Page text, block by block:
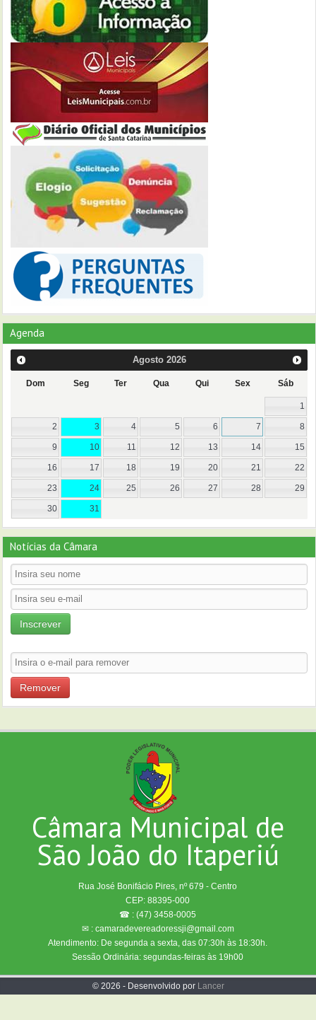
Agenda
Agosto 2026
Dom Seg Ter Qua Qui Sex Sáb
1
2 3 4 5 6 7 8
9 10 11 12 13 14 15
16 17 18 19 20 21 22
23 24 25 26 27 28 29
30 31
Notícias da Câmara
Inscrever
Remover
Câmara Municipal de
São João do Itaperiú
Rua José Bonifácio Pires, nº 679 - Centro
CEP: 88395-000
☎ : (47) 3458-0005
✉ : camaradevereadoressji@gmail.com
Atendimento: De segunda a sexta, das 07:30h às 18:30h.
Sessão Ordinária: segundas-feiras às 19h00
© 2026 - Desenvolvido por Lancer